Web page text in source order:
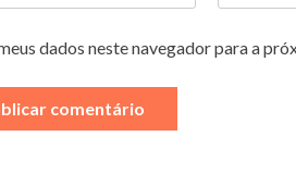
dados neste navegador para a